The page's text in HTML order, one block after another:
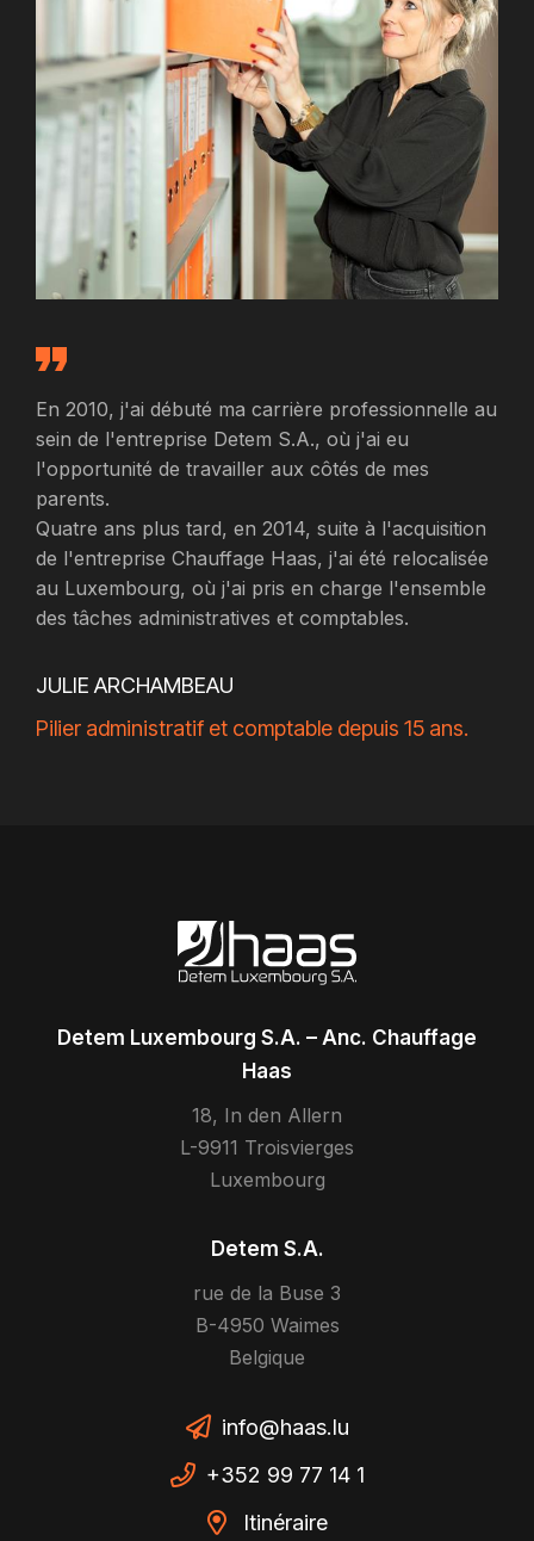
En 2010, j'ai débuté ma carrière professionnelle au
sein de l'entreprise Detem S.A., où j'ai eu
l'opportunité de travailler aux côtés de mes
parents.
Quatre ans plus tard, en 2014, suite à l'acquisition
de l'entreprise Chauffage Haas, j'ai été relocalisée
au Luxembourg, où j'ai pris en charge l'ensemble
des tâches administratives et comptables.
JULIE ARCHAMBEAU
Pilier administratif et comptable depuis 15 ans.
Detem Luxembourg S.A. – Anc. Chauffage
Haas
18, In den Allern
L-9911 Troisvierges
Luxembourg
Detem S.A.
rue de la Buse 3
B-4950 Waimes
Belgique
info@haas.lu
+352 99 77 14 1
Itinéraire